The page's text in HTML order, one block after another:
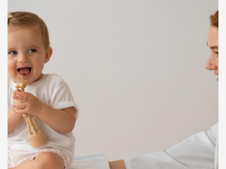
Koloproktologija
Kraujagyslių chirurgija
Krūtų chirurgija (mamologija)
Laboratoriniai tyrimai